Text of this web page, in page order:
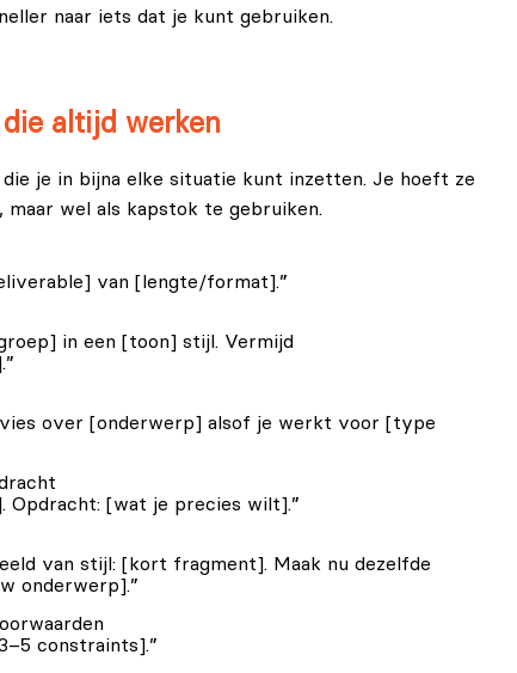
naar iets dat je kunt gebruiken.
altijd werken
die je in bijna elke situatie kunt inzetten. Je hoeft ze
wel als kapstok te gebruiken.
van [lengte/format].”
in een [toon] stijl. Vermijd
over [onderwerp] alsof je werkt voor [type
Opdracht: [wat je precies wilt].”
van stijl: [kort fragment]. Maak nu dezelfde
onderwerp].”
constraints].”